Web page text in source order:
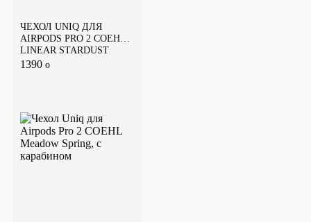
ЧЕХОЛ UNIQ ДЛЯ
AIRPODS PRO 2 COEHL
LINEAR STARDUST
1390 o